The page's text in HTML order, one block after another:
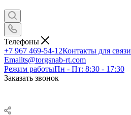
Телефоны
+7 967 469-54-12Контакты для связи
Emailts@torgsnab-rt.com
Режим работыПн - Пт: 8:30 - 17:30
Заказать звонок